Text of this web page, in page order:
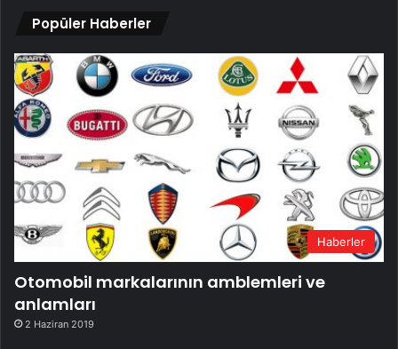
Popüler Haberler
Haberler
Otomobil markalarının amblemleri ve
anlamları
2 Haziran 2019